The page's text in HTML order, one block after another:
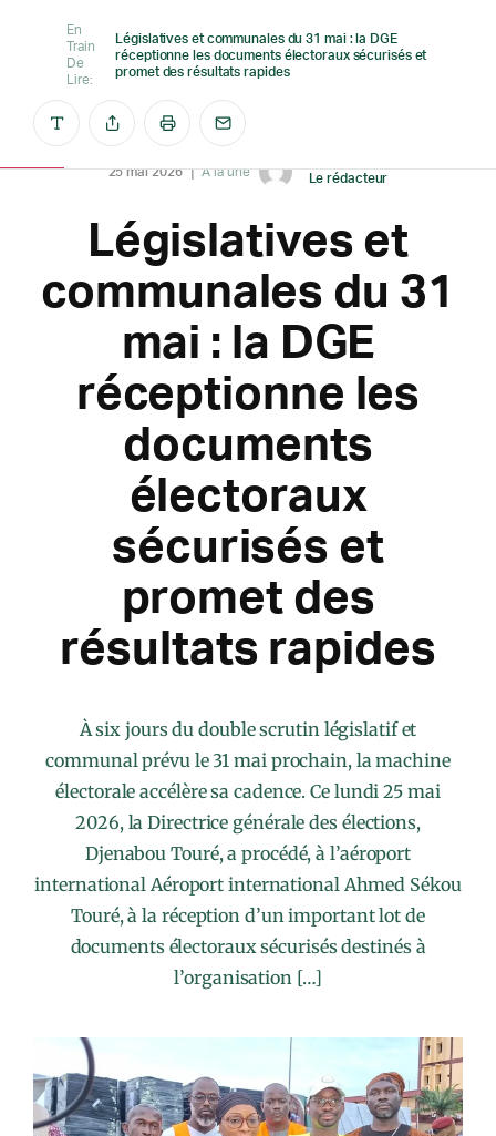
En
Train
De
Lire:
Législatives et communales du 31 mai : la DGE
réceptionne les documents électoraux sécurisés et
promet des résultats rapides
25 mai 2026 A la une
Le rédacteur
Législatives et
communales du 31
mai : la DGE
réceptionne les
documents
électoraux
sécurisés et
promet des
résultats rapides
À six jours du double scrutin législatif et
communal prévu le 31 mai prochain, la machine
électorale accélère sa cadence. Ce lundi 25 mai
2026, la Directrice générale des élections,
Djenabou Touré, a procédé, à l’aéroport
international Aéroport international Ahmed Sékou
Touré, à la réception d’un important lot de
documents électoraux sécurisés destinés à
l’organisation […]